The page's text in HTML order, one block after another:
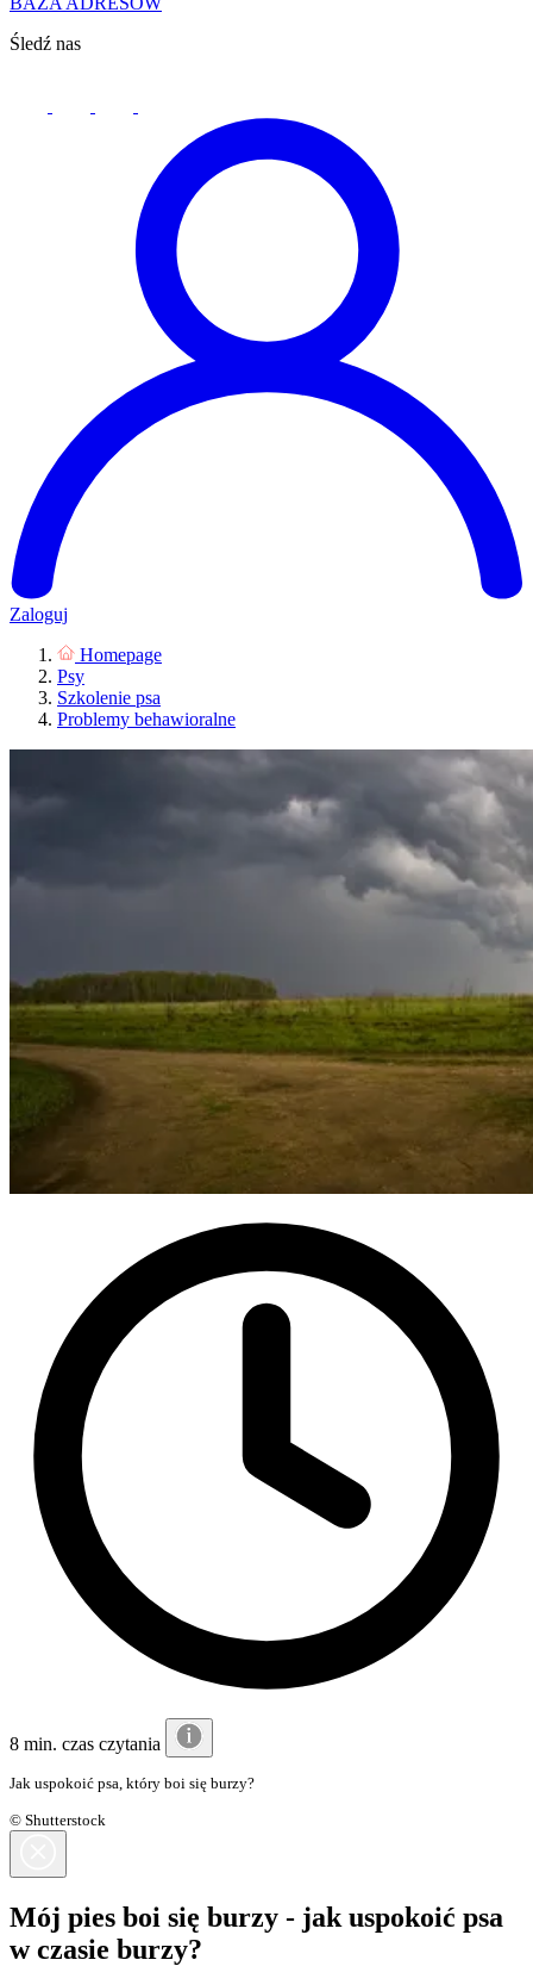
Śledź nas
Zaloguj
Homepage
Psy
Szkolenie psa
Problemy behawioralne
8 min. czas czytania
Jak uspokoić psa, który boi się burzy?
© Shutterstock
Mój pies boi się burzy - jak uspokoić psa
w czasie burzy?